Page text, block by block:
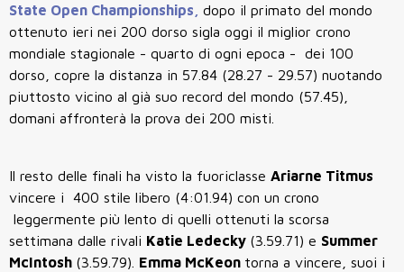
State Open Championships, dopo il primato del mondo
ottenuto ieri nei 200 dorso sigla oggi il miglior crono
mondiale stagionale - quarto di ogni epoca - dei 100
dorso, copre la distanza in 57.84 (28.27 - 29.57) nuotando
piuttosto vicino al già suo record del mondo (57.45),
domani affronterà la prova dei 200 misti.
Il resto delle finali ha visto la fuoriclasse Ariarne Titmus
vincere i 400 stile libero (4:01.94) con un crono
leggermente più lento di quelli ottenuti la scorsa
settimana dalle rivali Katie Ledecky (3.59.71) e Summer
McIntosh (3.59.79). Emma McKeon torna a vincere, suoi i